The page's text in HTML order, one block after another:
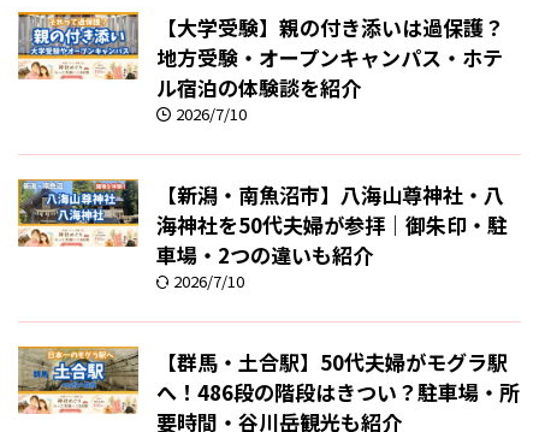
【大学受験】親の付き添いは過保護？
地方受験・オープンキャンパス・ホテ
ル宿泊の体験談を紹介
2026/7/10
【新潟・南魚沼市】八海山尊神社・八
海神社を50代夫婦が参拝｜御朱印・駐
車場・2つの違いも紹介
2026/7/10
【群馬・土合駅】50代夫婦がモグラ駅
へ！486段の階段はきつい？駐車場・所
要時間・谷川岳観光も紹介